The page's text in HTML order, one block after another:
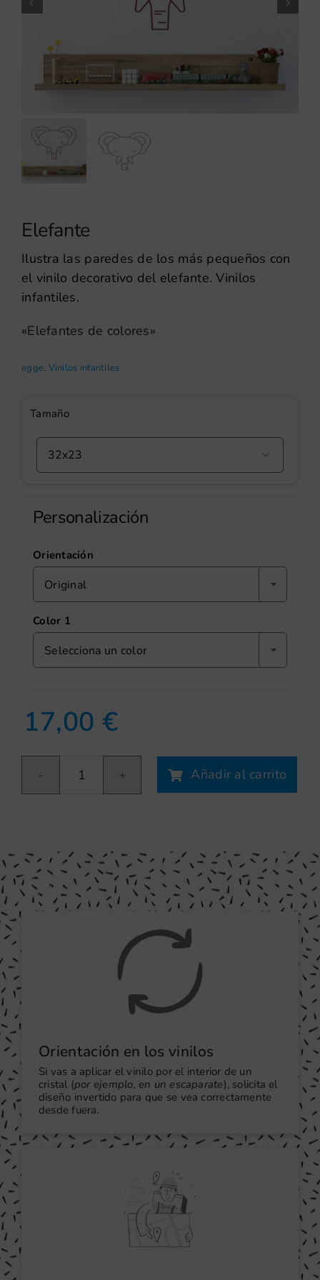
Elefante
Ilustra las paredes de los más pequeños con
el vinilo decorativo del elefante. Vinilos
infantiles.
«Elefantes de colores»
egge, Vinilos infantiles
Tamaño

Personalización
Orientación
Original
Color 1
Selecciona un color
17,00€
Elefante
cantidad
Añadir al carrito
Orientación en los vinilos
Si vas a aplicar el vinilo por el interior de un
cristal (por ejemplo, en un escaparate), solicita el
diseño invertido para que se vea correctamente
desde fuera.